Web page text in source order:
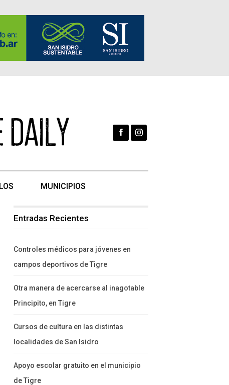
MUNICIPIOS
Entradas Recientes
Controles médicos para jóvenes en
campos deportivos de Tigre
Otra manera de acercarse al inagotable
Principito, en Tigre
Cursos de cultura en las distintas
localidades de San Isidro
Apoyo escolar gratuito en el municipio
de Tigre